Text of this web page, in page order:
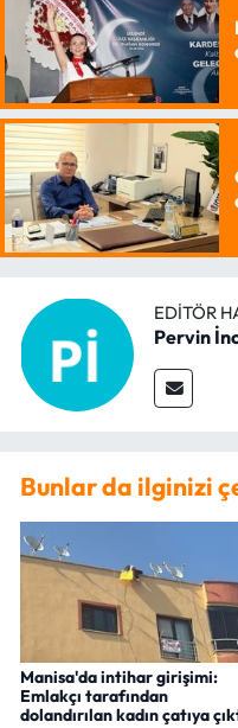
EDITÖR
Pervin
Bunlar da ilginizi
Manisa'da intihar girişimi:
Emlakçı tarafından
dolandırılan kadın çatıya